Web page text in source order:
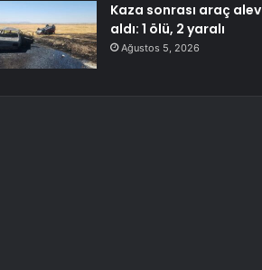
Kaza sonrası araç alev
aldı: 1 ölü, 2 yaralı
Ağustos 5, 2026